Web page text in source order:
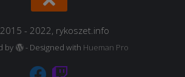
- 2022, rykoszet.info
by - Designed with Hueman Pro